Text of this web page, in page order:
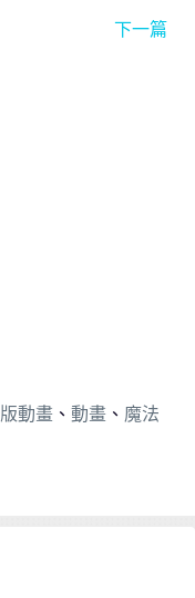
下一篇
動畫、 動畫、 魔法